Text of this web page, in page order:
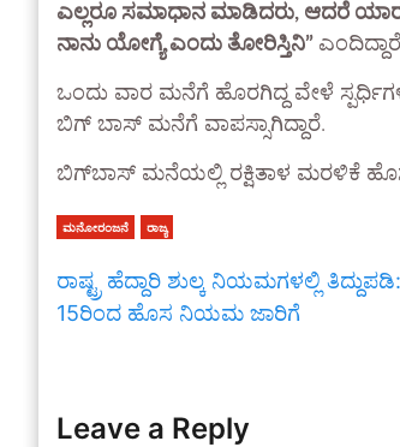
ಎಲ್ಲರೂ ಸಮಾಧಾನ ಮಾಡಿದರು, ಆದರೆ
ನಾನು ಯೋಗ್ಯೆ ಎಂದು ತೋರಿಸ್ತಿನಿ” ಎಂದಿದ್ದಾರೆ
ಒಂದು ವಾರ ಮನೆಗೆ ಹೊರಗಿದ್ದ ವೇಳೆ
ಬಿಗ್ ಬಾಸ್ ಮನೆಗೆ ವಾಪಸ್ಸಾಗಿದ್ದಾರೆ.
ಬಿಗ್‌ಬಾಸ್ ಮನೆಯಲ್ಲಿ ರಕ್ಷಿತಾಳ ಮರಳಿಕೆ ಹೊಸ
ಮನೋರಂಜನೆ ರಾಜ್ಯ
ರಾಷ್ಟ್ರ ಹೆದ್ದಾರಿ ಶುಲ್ಕ ನಿಯಮಗಳಲ್ಲಿ
15ರಿಂದ ಹೊಸ ನಿಯಮ ಜಾರಿಗೆ
Leave a Reply